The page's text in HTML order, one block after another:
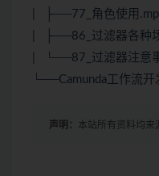
| ├──77_角色使用
| ├──86_过滤器各种
| └──87_过滤器注意
└──Camunda工作流
声明： 本站所有资料均来